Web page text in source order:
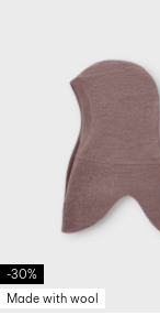
-30%
Made with wool